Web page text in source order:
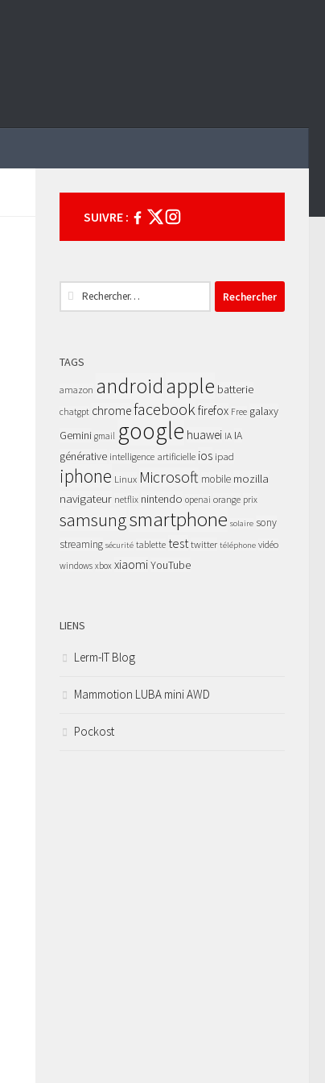
SUIVRE :
Rechercher :
TAGS
amazon androidapple batterie
chatgpt chromefacebookfirefox Free galaxy
Gemini gmail google huawei IA IA
générative intelligence artificielle ios ipad
iphone Linux Microsoft mobile mozilla
navigateur netflix nintendo openai orange prix
samsungsmartphone solaire sony
streaming sécurité tablette testtwitter téléphone vidéo
windows xbox xiaomiYouTube
LIENS
Lerm-IT Blog
Mammotion LUBA mini AWD
Pockost